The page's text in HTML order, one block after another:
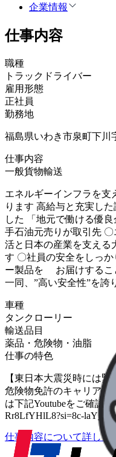
企業情報
仕事内容
職種
トラックドライバー
雇用形態
正社員
勤務地
福島県いわき市泉町下川
仕事内容
一般貨物輸送
エネルギーインフラを支
ります 高給与と充実し
した 「地元で働ける優
手石油元売りが取引先
活と日本の産業を支え
す 〇社員の安全をしっ
ー製品を お届けするこ
一同、”高い安全性”を誇
車種
タンクローリー
輸送品目
薬品・危険物・油脂
仕事の特色
【東日本大震災時には
危険物免許のキャリアを
は下記Youtubeをご確認く
Rr8LfYHlL8?si=8c-
仕事内容について詳しく